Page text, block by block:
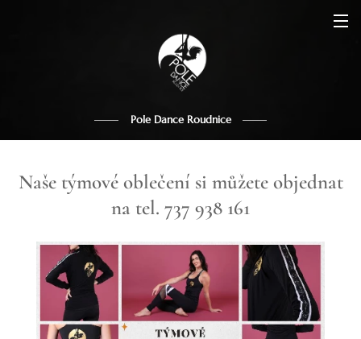
Pole Dance Roudnice
Naše týmové oblečení si můžete objednat
na tel. 737 938 161